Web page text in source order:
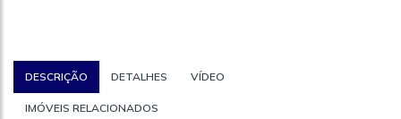
DESCRIÇÃO DETALHES VÍDEO
IMÓVEIS RELACIONADOS